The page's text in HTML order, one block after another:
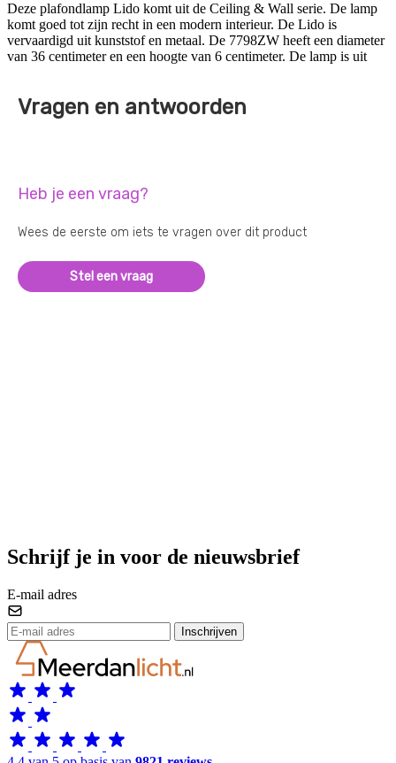
Deze plafondlamp Lido komt uit de Ceiling & Wall serie. De lamp
komt goed tot zijn recht in een modern interieur. De Lido is
vervaardigd uit kunststof en metaal. De 7798ZW heeft een diameter
van 36 centimeter en een hoogte van 6 centimeter. De lamp is uit
Vragen en antwoorden
Heb je een vraag?
Wees de eerste om iets te vragen over dit product
Stel een vraag
Schrijf je in voor de nieuwsbrief
E-mail adres
Inschrijven